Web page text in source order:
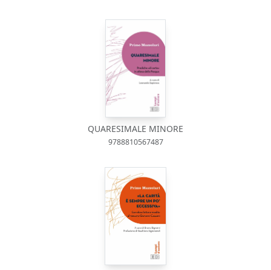
QUARESIMALE MINORE
9788810567487